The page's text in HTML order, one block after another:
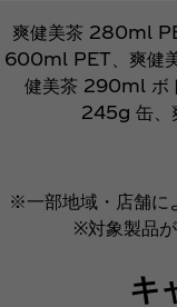
爽健美茶 280ml
600ml PET、爽健
健美茶 290ml ボ
245g 缶、
※一部地域・店舗に
※対象製品が
キ